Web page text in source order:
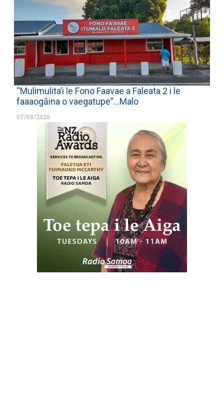
“Mulimulita’i le Fono Faavae a Faleata 2 i le
faaaogāina o vaegatupe”…Malo
07/08/2026